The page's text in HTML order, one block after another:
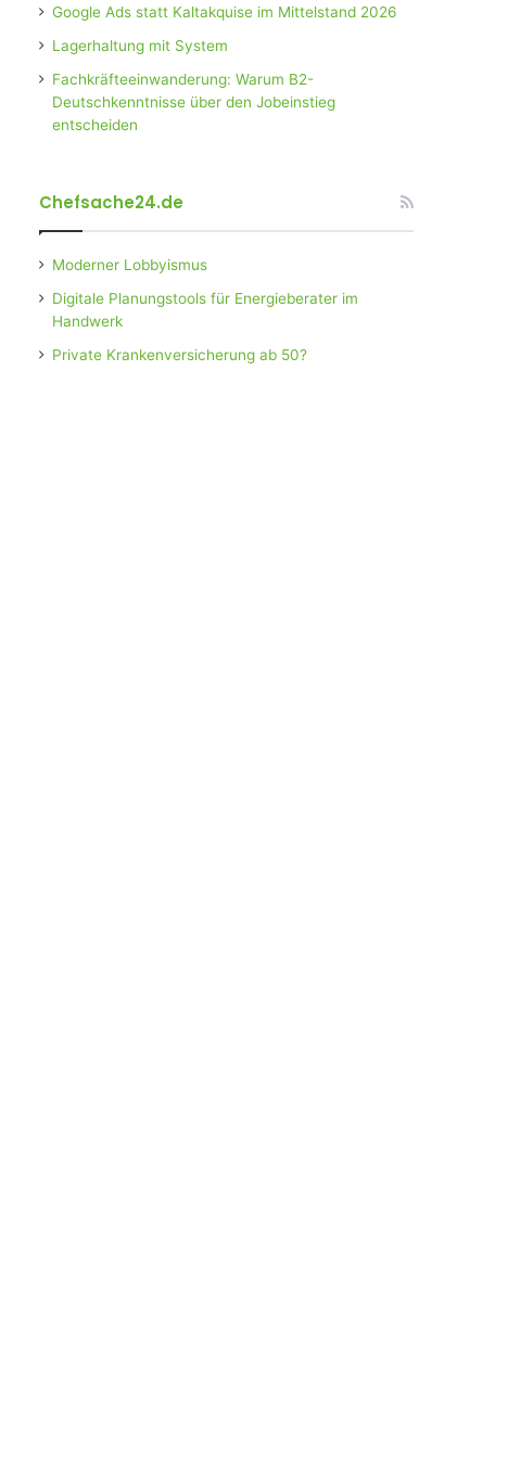
Google Ads statt Kaltakquise im Mittelstand 2026
Lagerhaltung mit System
Fachkräfteeinwanderung: Warum B2-
Deutschkenntnisse über den Jobeinstieg
entscheiden
Chefsache24.de
Moderner Lobbyismus
Digitale Planungstools für Energieberater im
Handwerk
Private Krankenversicherung ab 50?